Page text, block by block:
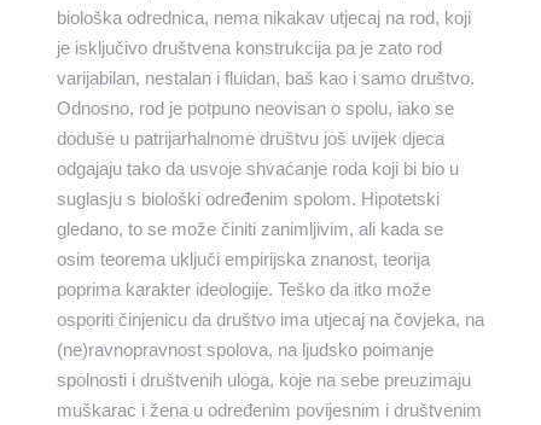
biološka odrednica, nema nikakav utjecaj na rod, koji
je isključivo društvena konstrukcija pa je zato rod
varijabilan, nestalan i fluidan, baš kao i samo društvo.
Odnosno, rod je potpuno neovisan o spolu, iako se
doduše u patrijarhalnome društvu još uvijek djeca
odgajaju tako da usvoje shvaćanje roda koji bi bio u
suglasju s biološki određenim spolom. Hipotetski
gledano, to se može činiti zanimljivim, ali kada se
osim teorema uključi empirijska znanost, teorija
poprima karakter ideologije. Teško da itko može
osporiti činjenicu da društvo ima utjecaj na čovjeka, na
(ne)ravnopravnost spolova, na ljudsko poimanje
spolnosti i društvenih uloga, koje na sebe preuzimaju
muškarac i žena u određenim povijesnim i društvenim